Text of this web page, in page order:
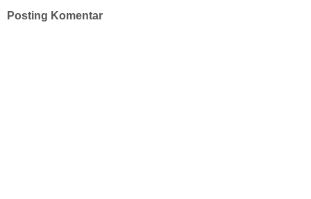
Posting Komentar